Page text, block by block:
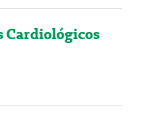
Cardiológicos